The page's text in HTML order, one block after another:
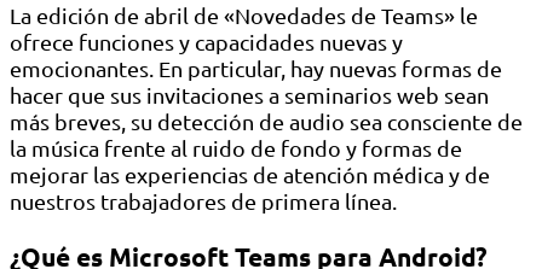
La edición de abril de «Novedades de Teams» le
ofrece funciones y capacidades nuevas y
emocionantes. En particular, hay nuevas formas de
hacer que sus invitaciones a seminarios web sean
más breves, su detección de audio sea consciente de
la música frente al ruido de fondo y formas de
mejorar las experiencias de atención médica y de
nuestros trabajadores de primera línea.
¿Qué es Microsoft Teams para Android?